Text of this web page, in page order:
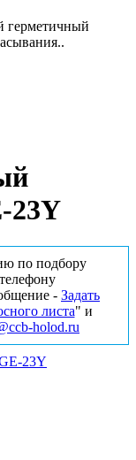
герметичный
23Y
по подбору
- Задать
листа" и
holod.ru